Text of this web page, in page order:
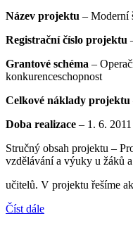
Název projektu – Moderní
Registrační číslo projektu
Grantové schéma –
konkurenceschopnost
Celkové náklady projektu
Doba realizace – 1. 6.
Stručný obsah projektu –
vzdělávání a výuky u žáků a
učitelů. V projektu řešíme
Číst dále